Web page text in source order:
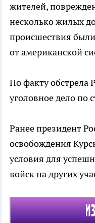
жителей,
несколько жилых
происшествия
от американской
По факту обстрела
уголовное дело по
Ранее президент
освобождения
условия для
войск на других